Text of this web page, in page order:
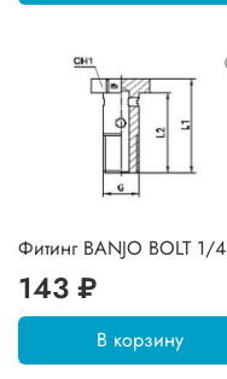
Фитинг BANJO BOLT 1/4
143 ₽
В корзину